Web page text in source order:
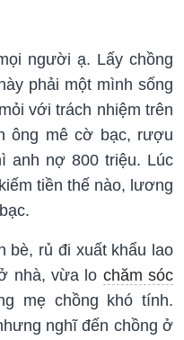
người ạ. Lấy chồng
phải một mình sống
với trách nhiệm trên
ông mê cờ bạc, rượu
anh nợ 800 triệu. Lúc
tiền thế nào, lương
bè, rủ đi xuất khẩu lao
nhà, vừa lo chăm sóc
mẹ chồng khó tính.
nghĩ đến chồng ở